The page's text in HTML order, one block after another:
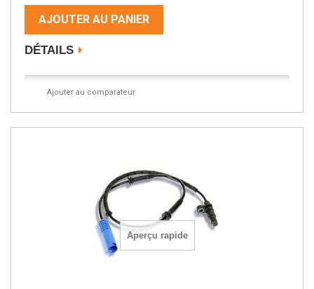
AJOUTER AU PANIER
DÉTAILS
Ajouter au comparateur
Aperçu rapide